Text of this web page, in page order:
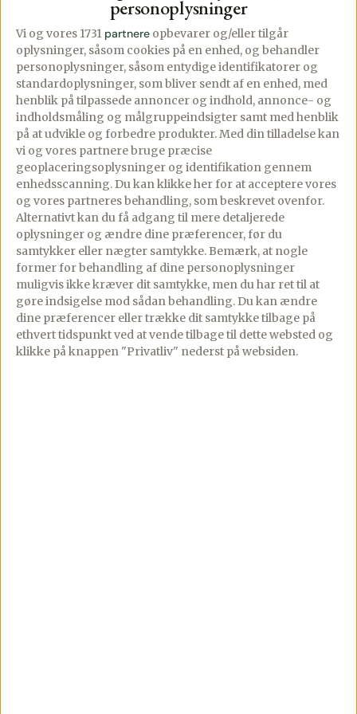
personoplysninger
Vi og vores 1731 partnere opbevarer og/eller tilgår
oplysninger, såsom cookies på en enhed, og behandler
personoplysninger, såsom entydige identifikatorer og
standardoplysninger, som bliver sendt af en enhed, med
henblik på tilpassede annoncer og indhold, annonce- og
indholdsmåling og målgruppeindsigter samt med henblik
på at udvikle og forbedre produkter.Med din tilladelse kan
vi og vores partnere bruge præcise
geoplaceringsoplysninger og identifikation gennem
enhedsscanning. Du kan klikke her for at acceptere vores
og vores partneres behandling, som beskrevet ovenfor.
Alternativt kan du få adgang til mere detaljerede
oplysninger og ændre dine præferencer, før du
samtykker eller nægter samtykke. Bemærk, at nogle
former for behandling af dine personoplysninger
muligvis ikke kræver dit samtykke, men du har ret til at
gøre indsigelse mod sådan behandling. Du kan ændre
dine præferencer eller trække dit samtykke tilbage på
ethvert tidspunkt ved at vende tilbage til dette websted og
klikke på knappen "Privatliv" nederst på websiden.
Butterdejstærte
med asparges og
Hjemmelavede
tarteletter med